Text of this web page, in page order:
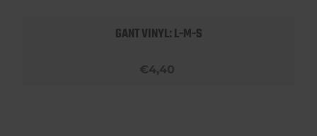
GANT VINYL: L-M-S
€4,40